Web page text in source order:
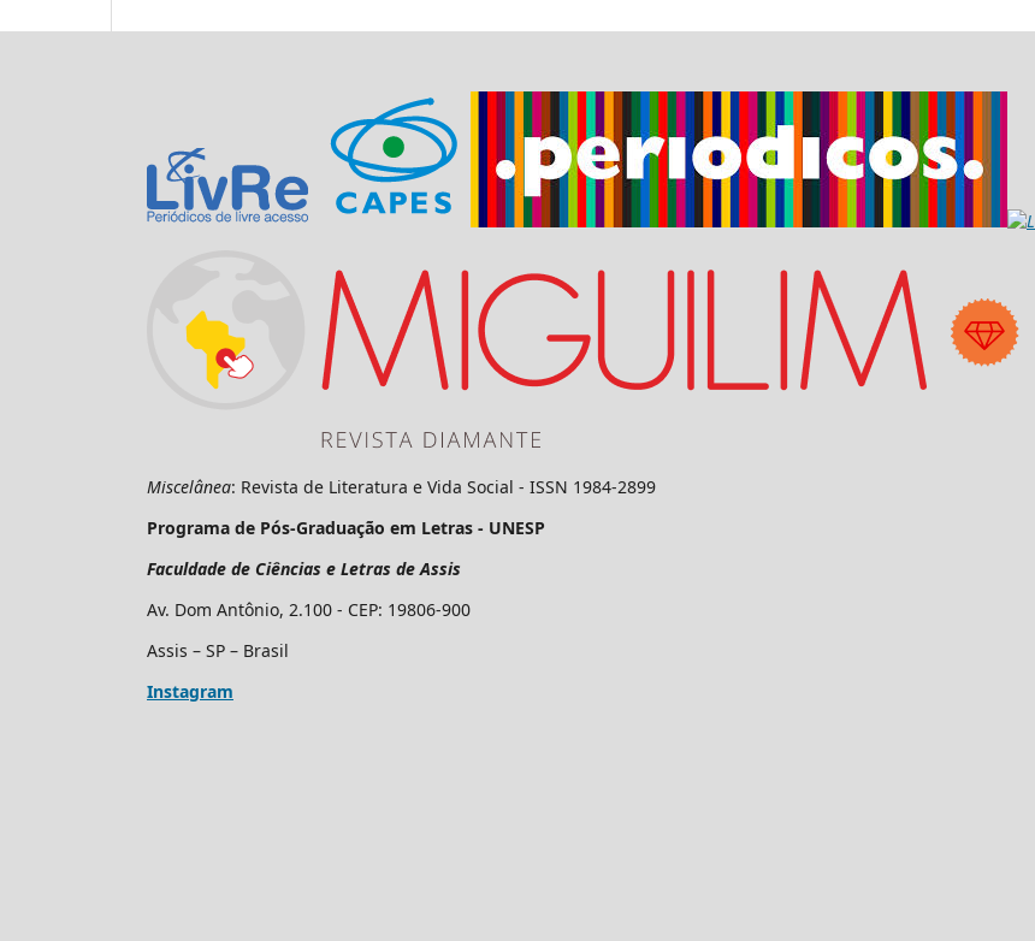
Miscelânea: Revista de Literatura e Vida Social - ISSN 1984-2899
Programa de Pós-Graduação em Letras - UNESP
Faculdade de Ciências e Letras de Assis
Av. Dom Antônio, 2.100 - CEP: 19806-900
Assis – SP – Brasil
Instagram